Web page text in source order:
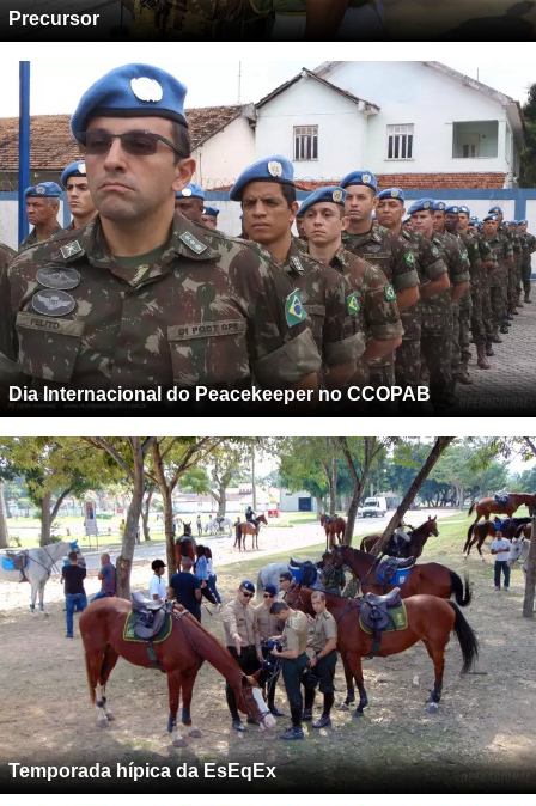
Precursor
Dia Internacional do Peacekeeper no CCOPAB
Temporada hípica da EsEqEx